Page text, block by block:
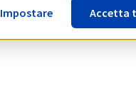
Impostare Accetta